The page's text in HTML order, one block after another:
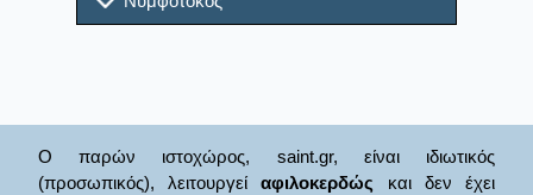
Ο παρών ιστοχώρος, saint.gr, είναι ιδιωτικός
(προσωπικός), λειτουργείαφιλοκερδώς και δεν έχει